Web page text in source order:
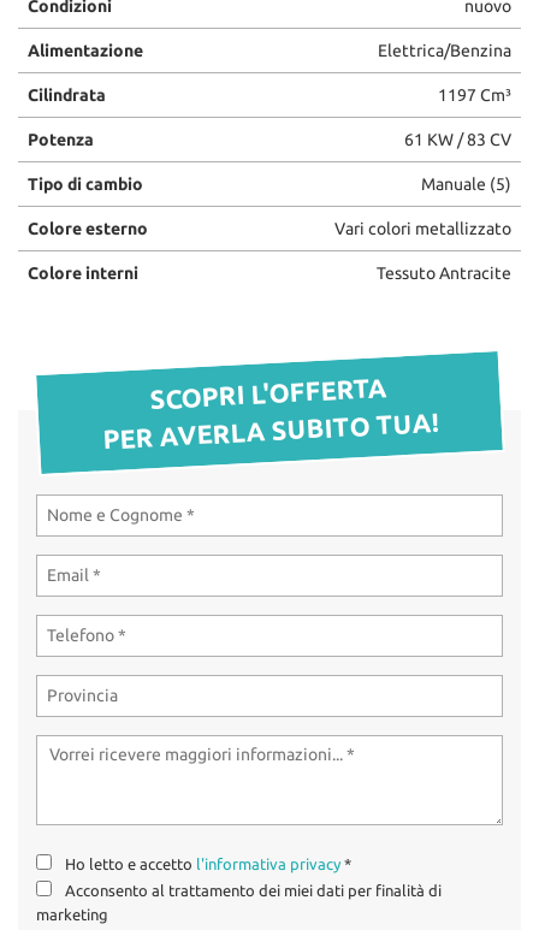
OFFICINA
RICAMBI
CHI SIAMO
LA VOCE DEI CLIENTI
HOME
OFFERTE OPEL
USATO / KM0 /
AZIENDALI
OFFICINA
Condizioni nuovo
Alimentazione Elettrica/Benzina
Cilindrata 1197 Cm³
Potenza 61 KW / 83 CV
Tipo di cambio Manuale (5)
Colore esterno Vari colori metallizzato
Colore interni Tessuto Antracite
SCOPRI L'OFFERTA
PER AVERLA SUBITO TUA!
Ho letto e accetto l'informativa privacy *
Acconsento al trattamento dei miei dati per finalità di
marketing
strumenti
di
tracciamento
si
rimanda
alla
cookie
Puoi
rivedere
scelte
in
qualsiasi
momento.
Cookie necessari
Cookie delle preferenze
Cookie di marketing